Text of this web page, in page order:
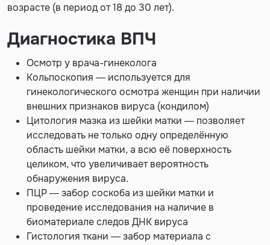
возрасте (в период от 18 до 30 лет).
Диагностика ВПЧ
Осмотр у врача-гинеколога
Кольпоскопия — используется для
гинекологического осмотра женщин при наличии
внешних признаков вируса (кондилом)
Цитология мазка из шейки матки — позволяет
исследовать не только одну определённую
область шейки матки, а всю её поверхность
целиком, что увеличивает вероятность
обнаружения вируса.
ПЦР — забор соскоба из шейки матки и
проведение исследования на наличие в
биоматериале следов ДНК вируса
Гистология ткани — забор материала с